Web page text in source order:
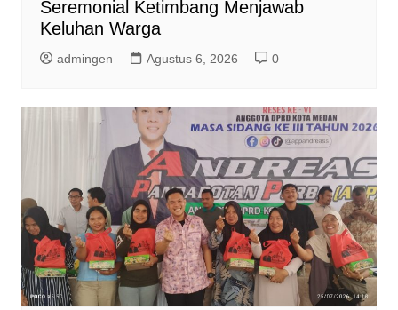
Seremonial Ketimbang Menjawab
Keluhan Warga
admingen Agustus 6, 2026 0